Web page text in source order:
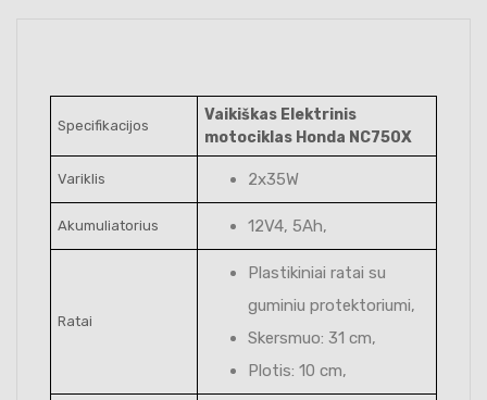
Specifikacijos
Vaikiškas Elektrinis
motociklas Honda NC750X
Variklis 2x35W
Akumuliatorius 12V4, 5Ah,
Ratai
Plastikiniai ratai su
guminiu protektoriumi,
Skersmuo: 31 cm,
Plotis: 10 cm,